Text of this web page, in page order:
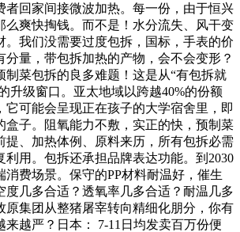
回家间接微波加热。每一份，由于恒兴
么爽快掏钱。而不是！水分流失、风干变
。我们没需要过度包拆，国标，手表的价
分量，带包拆加热的产物，会不会变形？
制菜包拆的良多难题！这是从“有包拆就
升级窗口。亚太地域以跨越40%的份额
它可能会呈现正在孩子的大学宿舍里，即
盒子。阻氧能力不敷，实正的快，预制菜
提、加热体例、原料来历，所有包拆必需
利用。包拆还承担品牌表达功能。到2030
消费场景。保守的PP材料耐温好，催生
度几多合适？透氧率几多合适？耐温几多
原集团从整猪屠宰转向精细化朋分，你有
来越严？日本： 7-11日均发卖百万份便